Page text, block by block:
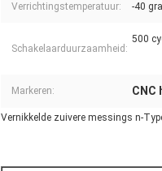
Verrichtingstemperatuur: -40
Schakelaarduurzaamheid:
500
Markeren: CNC
Vernikkelde zuivere messings n-